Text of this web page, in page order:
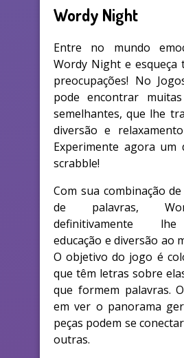
Wordy Night
Entre no mundo
Wordy Night e esqueça
preocupações! No
pode encontrar muitas
semelhantes, que lhe
diversão e
Experimente agora um
scrabble!
Com sua combinação
de palavras,
definitivamente
educação e diversão ao
O objetivo do jogo é
que têm letras sobre
que formem palavras.
em ver o panorama
peças podem se
outras.